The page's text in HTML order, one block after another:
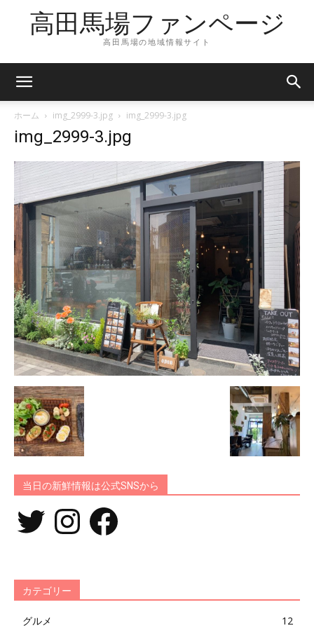
高田馬場ファンページ
高田馬場の地域情報サイト
ホーム img_2999-3.jpg img_2999-3.jpg
img_2999-3.jpg
当日の新鮮情報は公式SNSから
Twitter InstagramFacebook
カテゴリー
グルメ 12